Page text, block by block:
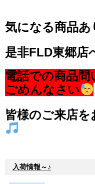
気になる商品あ
是非FLD東郷店
電話での商品
ごめんなさい
皆様のご来店
入荷情報～♪